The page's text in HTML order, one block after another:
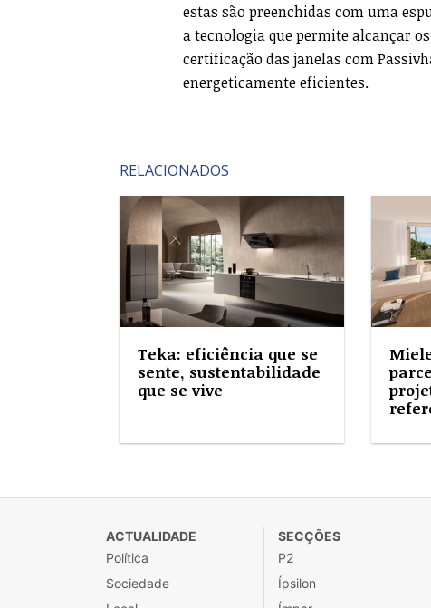
estas são preenchidas com uma
a tecnologia que permite alcançar
certificação das janelas com
energeticamente eficientes.
RELACIONADOS
Teka: eficiência que se
sente, sustentabilidade
que se vive
ACTUALIDADE
Política
Sociedade
SECÇÕES
P2
Ípsilon